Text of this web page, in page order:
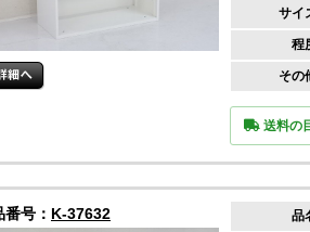
サイ
程
その
送料の
番号： K-37632 品